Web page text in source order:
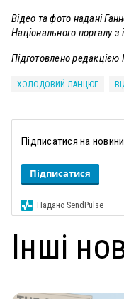
Відео та фото надані
Національного порталу з
Підготовлено редакцією
ХОЛОДОВИЙ ЛАНЦЮГ
Підписатися на новини
Підписатися
Надано SendPulse
Інші